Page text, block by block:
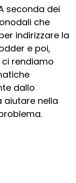
seconda dei
che
indirizzare la
e poi,
rendiamo
dallo
aiutare nella